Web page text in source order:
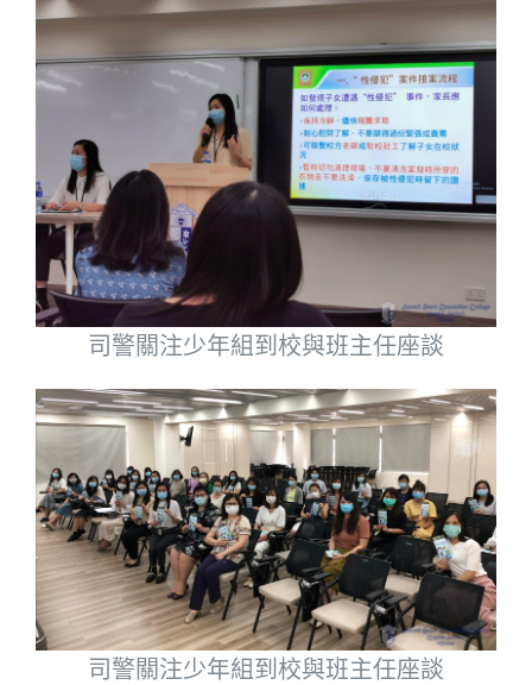
司警關注少年組到校與班主任座談
司警關注少年組到校與班主任座談